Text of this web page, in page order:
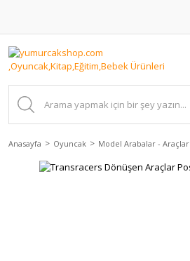
Anasayfa Oyuncak Model Arabalar - Araçlar